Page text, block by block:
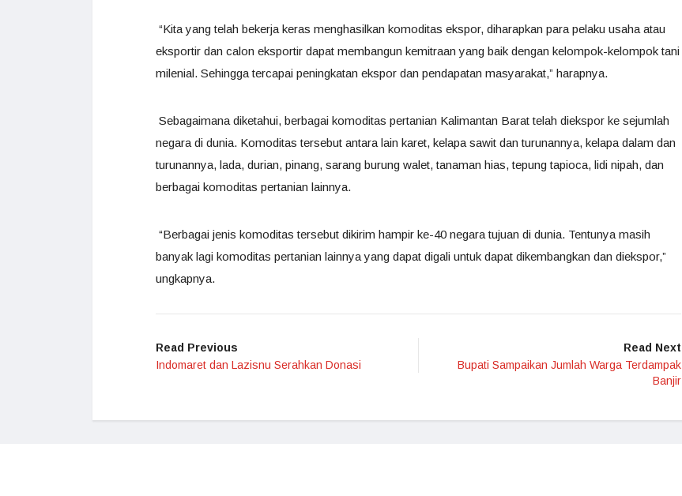
“Kita yang telah bekerja keras menghasilkan komoditas ekspor, diharapkan para pelaku usaha atau
eksportir dan calon eksportir dapat membangun kemitraan yang baik dengan kelompok-kelompok tani
milenial. Sehingga tercapai peningkatan ekspor dan pendapatan masyarakat,” harapnya.
Sebagaimana diketahui, berbagai komoditas pertanian Kalimantan Barat telah diekspor ke sejumlah
negara di dunia. Komoditas tersebut antara lain karet, kelapa sawit dan turunannya, kelapa dalam dan
turunannya, lada, durian, pinang, sarang burung walet, tanaman hias, tepung tapioca, lidi nipah, dan
berbagai komoditas pertanian lainnya.
“Berbagai jenis komoditas tersebut dikirim hampir ke-40 negara tujuan di dunia. Tentunya masih
banyak lagi komoditas pertanian lainnya yang dapat digali untuk dapat dikembangkan dan diekspor,”
ungkapnya.
Read Previous
Indomaret dan Lazisnu Serahkan Donasi
Read Next
Bupati Sampaikan Jumlah Warga Terdampak
Banjir